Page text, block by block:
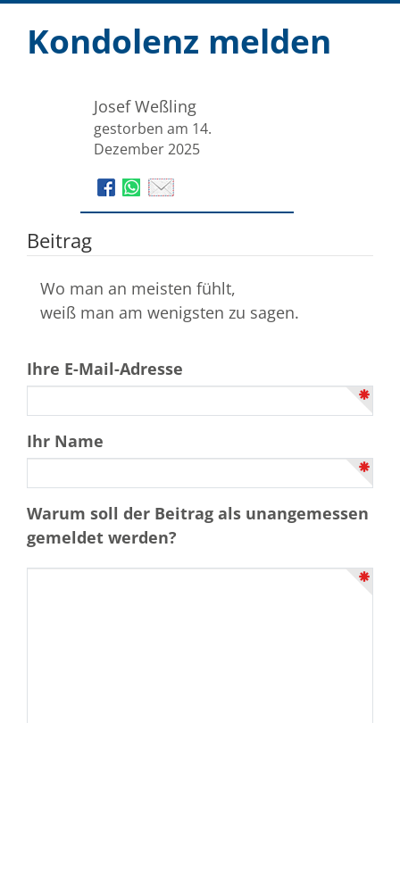
Kondolenz melden
Josef Weßling
gestorben am 14.
Dezember 2025
Beitrag
Wo man an meisten fühlt,
weiß man am wenigsten zu sagen.
Ihre E-Mail-Adresse
Ihr Name
Warum soll der Beitrag als unangemessen
gemeldet werden?